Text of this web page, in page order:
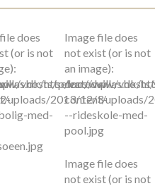
httpdocs/wp-
does
(or is not
vhosts/selectedvillas.dk/
uploads/2013/12/3-
med-
Image file does
not exist (or is not
an image):
/var/www/
content/uploads/
--rideskole-med-
pool.jpg
Image file does
not exist (or is not